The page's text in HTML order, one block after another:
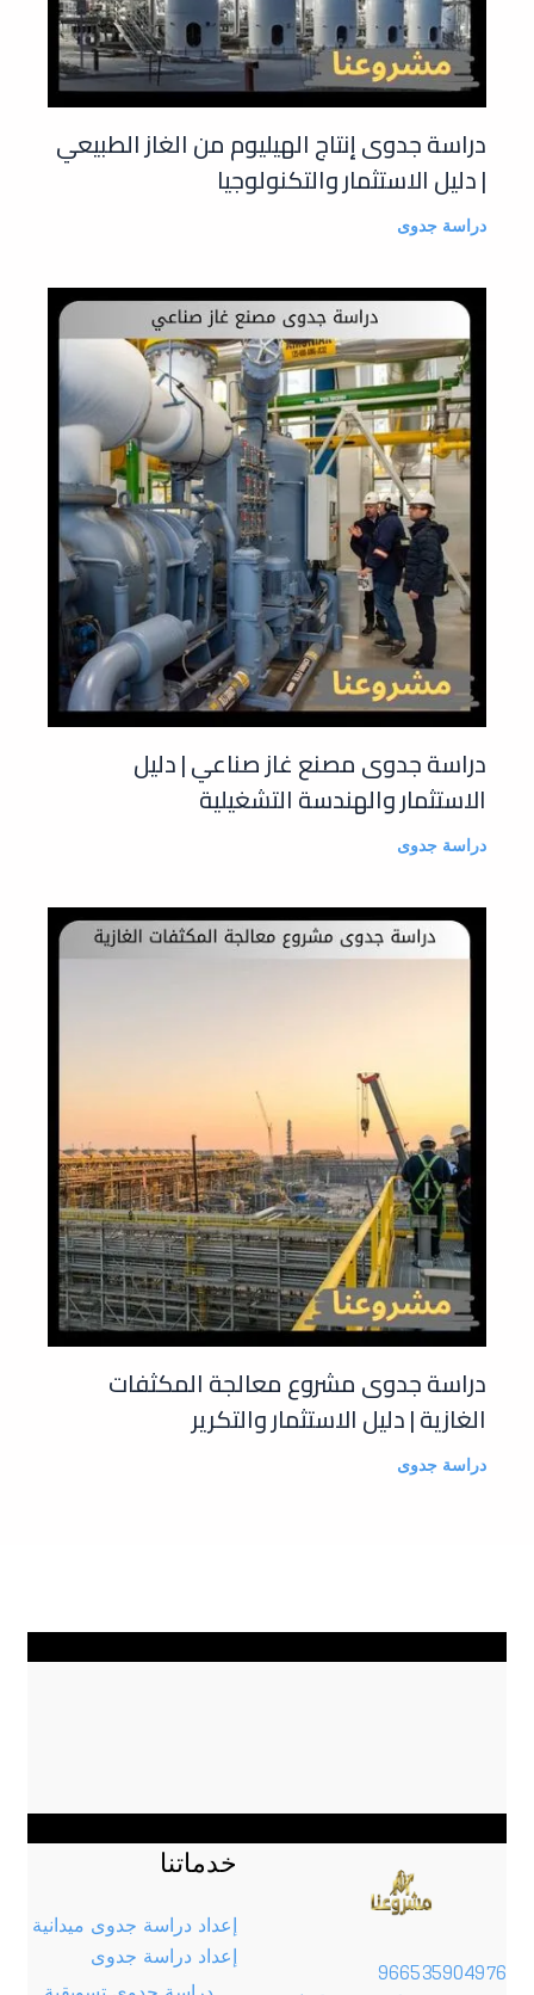
دراسة جدوى إنتاج الهيليوم من الغاز الطبيعي
| دليل الاستثمار والتكنولوجيا
دراسة جدوى
دراسة جدوى مصنع غاز صناعي | دليل
الاستثمار والهندسة التشغيلية
دراسة جدوى
دراسة جدوى مشروع معالجة المكثفات
الغازية | دليل الاستثمار والتكرير
دراسة جدوى
966535904976
خدماتنا
إعداد دراسة جدوى ميدانية
إعداد دراسة جدوى